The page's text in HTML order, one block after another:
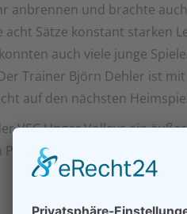
anbrennen und brachte
Sätze konstant starken
auch viele junge
Trainer Björn Dehler ist
auf den nächsten
VSC Unger Volleys ein
geglückt.